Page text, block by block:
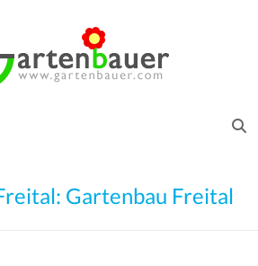
Gartenbau Freital